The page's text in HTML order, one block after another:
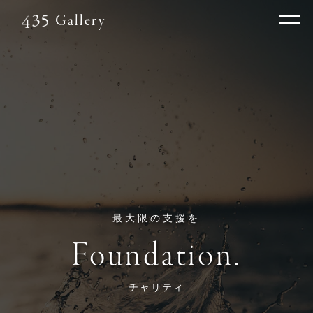
Gallery
チャリティ
Foundation.
最大限の支援を